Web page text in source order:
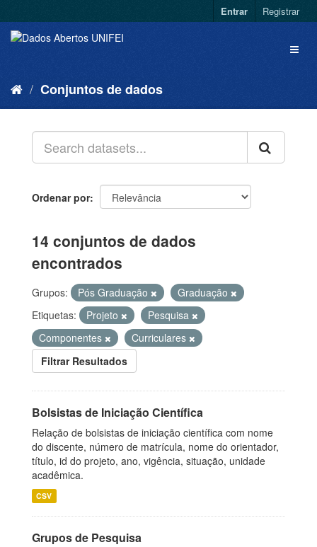
Entrar Registrar
Conjuntos de dados
Ordenar por
14 conjuntos de dados
encontrados
Grupos: Pós Graduação
Graduação
Etiquetas:
Projeto
Pesquisa
Componentes
Curriculares
Filtrar Resultados
Bolsistas de Iniciação Científica
Relação de bolsistas de iniciação científica com nome
do discente, número de matrícula, nome do orientador,
título, id do projeto, ano, vigência, situação, unidade
acadêmica.
CSV
Grupos de Pesquisa